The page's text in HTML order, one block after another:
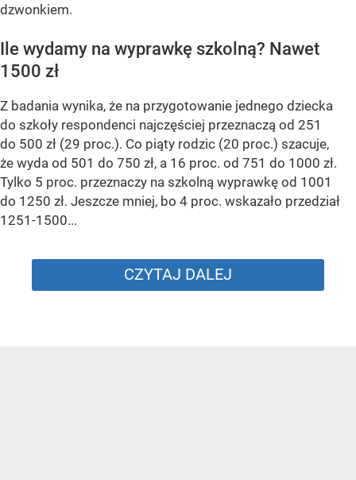
dzwonkiem.
Ile wydamy na wyprawkę szkolną? Nawet
1500 zł
Z badania wynika, że na przygotowanie jednego dziecka
do szkoły respondenci najczęściej przeznaczą od 251
do 500 zł (29 proc.). Co piąty rodzic (20 proc.) szacuje,
że wyda od 501 do 750 zł, a 16 proc. od 751 do 1000 zł.
Tylko 5 proc. przeznaczy na szkolną wyprawkę od 1001
do 1250 zł. Jeszcze mniej, bo 4 proc. wskazało przedział
1251-1500...
CZYTAJ DALEJ